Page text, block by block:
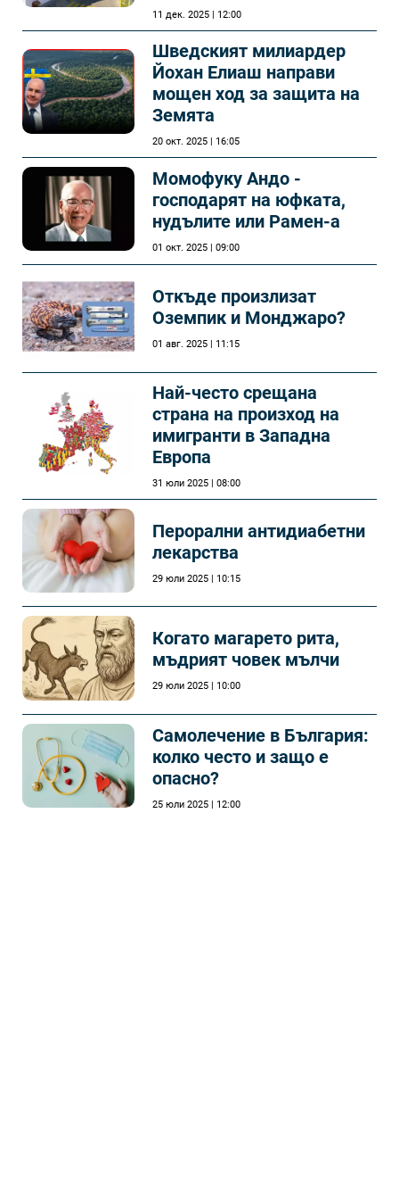
11 дек. 2025 | 12:00
Шведският милиардер
Йохан Елиаш направи
мощен ход за защита на
Земята
20 окт. 2025 | 16:05
Момофуку Андо -
господарят на юфката,
нудълите или Рамен-а
01 окт. 2025 | 09:00
Откъде произлизат
Оземпик и Монджаро?
01 авг. 2025 | 11:15
Най-често срещана
страна на произход на
имигранти в Западна
Европа
31 юли 2025 | 08:00
Перорални антидиабетни
лекарства
29 юли 2025 | 10:15
Когато магарето рита,
мъдрият човек мълчи
29 юли 2025 | 10:00
Самолечeние в България:
колко често и защо е
опасно?
25 юли 2025 | 12:00